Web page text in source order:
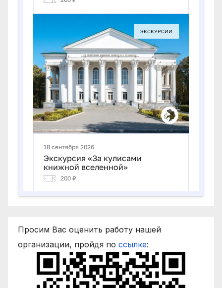
Просим Вас оценить работу нашей
организации, пройдя по ссылке: